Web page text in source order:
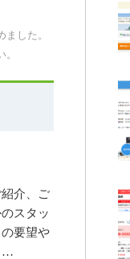
した。
介、ご
スタッ
要望や
…